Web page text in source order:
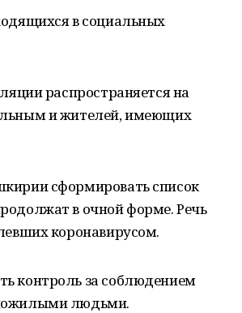
в социальных
распространяется на
и жителей, имеющих
сформировать список
в очной форме. Речь
коронавирусом.
контроль за соблюдением
людьми.